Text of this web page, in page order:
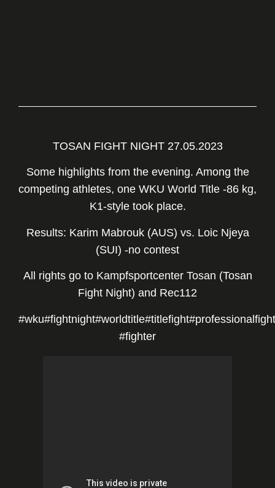
TOSAN FIGHT NIGHT 27.05.2023
Some highlights from the evening. Among the
competing athletes, one WKU World Title -86 kg,
K1-style took place.
Results: Karim Mabrouk (AUS) vs. Loic Njeya
(SUI) -no contest
All rights go to Kampfsportcenter Tosan (Tosan
Fight Night) and Rec112
#wku#fightnight#worldtitle#titlefight#professionalfight
#fighter